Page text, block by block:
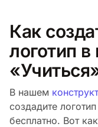
Как
логотип в
В нашем
создадите
бесплатно. Вот